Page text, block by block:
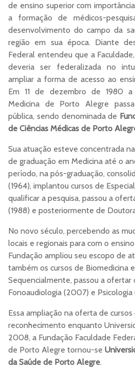
de ensino superior com
a formação de médicos-
desenvolvimento do campo da
região em sua época. Diante
Federal entendeu que a
deveria ser federalizada no
ampliar a forma de acesso ao
Em 11 de dezembro de 1980 a
Medicina de Porto Alegre
pública, sendo denominada de
de Ciências Médicas de Porto
Sua atuação esteve concentrada
de graduação em Medicina até o
período, na pós-graduação,
(1964), implantou cursos de
qualificar a pesquisa, passou a
(1988) e posteriormente de
No novo século, percebendo as
locais e regionais para com o
Fundação ampliou seu escopo de
também os cursos de Biomedicina
Sequencialmente, passou a ofertar
Fonoaudiologia (2007) e
Essa ampliação na oferta de
reconhecimento enquanto
2008, a Fundação Faculdade
de Porto Alegre tornou-se
da Saúde de Porto Alegre.